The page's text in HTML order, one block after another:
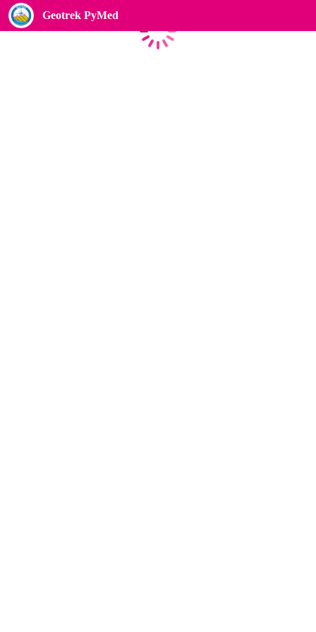
Geotrek PyMed
Chargement